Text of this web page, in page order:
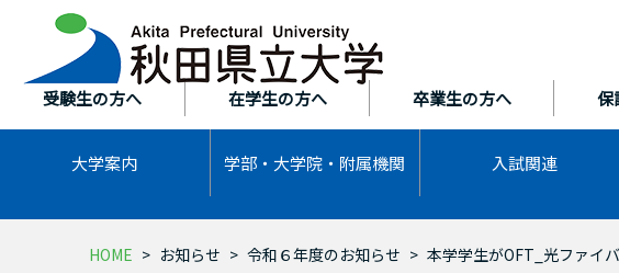
受験生の方へ 在学生の方へ 卒業生の方へ 保
大学案内 学部・大学院・ 附属機関 入試関連
HOME お知らせ 令和６年度のお知らせ 本学学生がOFT_光ファイ